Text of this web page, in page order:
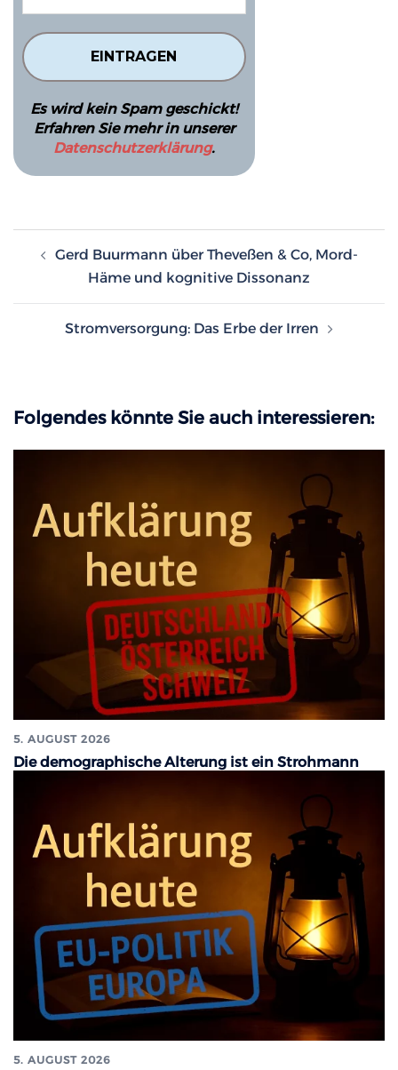
Es wird kein Spam geschickt!
Erfahren Sie mehr in unserer
Datenschutzerklärung.
Gerd Buurmann über Theveßen & Co, Mord-
Häme und kognitive Dissonanz
Stromversorgung: Das Erbe der Irren
Folgendes könnte Sie auch interessieren:
5. AUGUST 2026
Die demographische Alterung ist ein Strohmann
5. AUGUST 2026